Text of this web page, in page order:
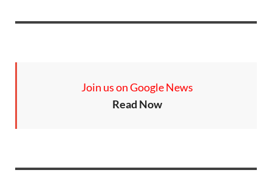
Join us on Google News
Read Now